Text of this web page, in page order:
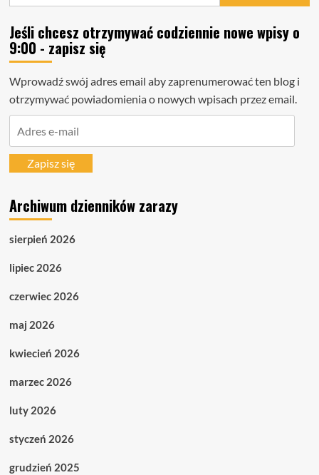
Jeśli chcesz otrzymywać codziennie nowe wpisy o
9:00 - zapisz się
Wprowadź swój adres email aby zaprenumerować ten blog i
otrzymywać powiadomienia o nowych wpisach przez email.
mailZapisz się
Archiwum dzienników zarazy
sierpień 2026
lipiec 2026
czerwiec 2026
maj 2026
kwiecień 2026
marzec 2026
luty 2026
styczeń 2026
grudzień 2025